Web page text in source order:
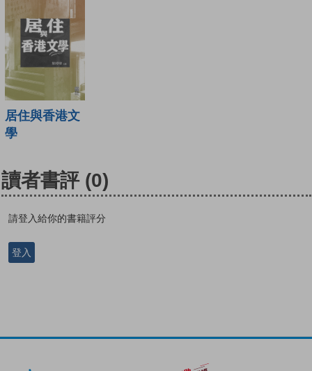
居住與香港文
學
讀者書評 (0)
請登入給你的書籍評分
登入